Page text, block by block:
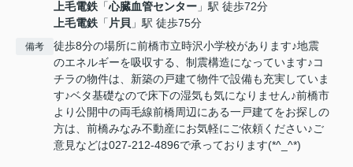
上毛電鉄 「心臓血管センター 」駅 徒歩72分
上毛電鉄 「片貝 」駅 徒歩75分
備考
徒歩8分の場所に前橋市立時沢小学校があります♪地震
のエネルギーを吸収する、制震構造になっています♪コ
チラの物件は、新築の戸建て物件で設備も充実していま
す♪ベタ基礎なので床下の湿気も気になりません♪前橋市
より公開中の両毛線前橋周辺にある一戸建てをお探しの
方は、前橋みなみ不動産にお気軽にご依頼ください♪ご
意見などは027-212-4896で承っております(*^_^*)